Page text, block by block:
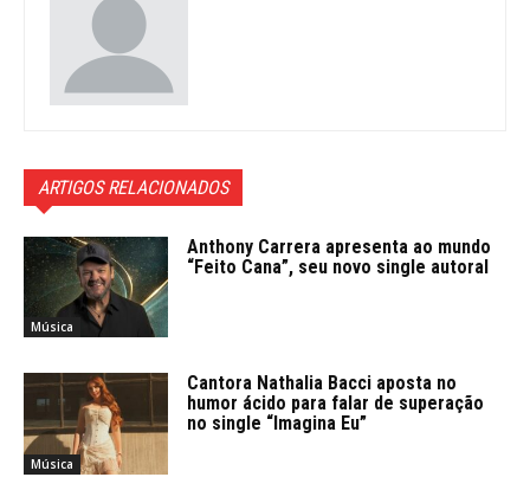
ARTIGOS RELACIONADOS
Música
Anthony Carrera apresenta ao mundo
“Feito Cana”, seu novo single autoral
Música
Cantora Nathalia Bacci aposta no
humor ácido para falar de superação
no single “Imagina Eu”